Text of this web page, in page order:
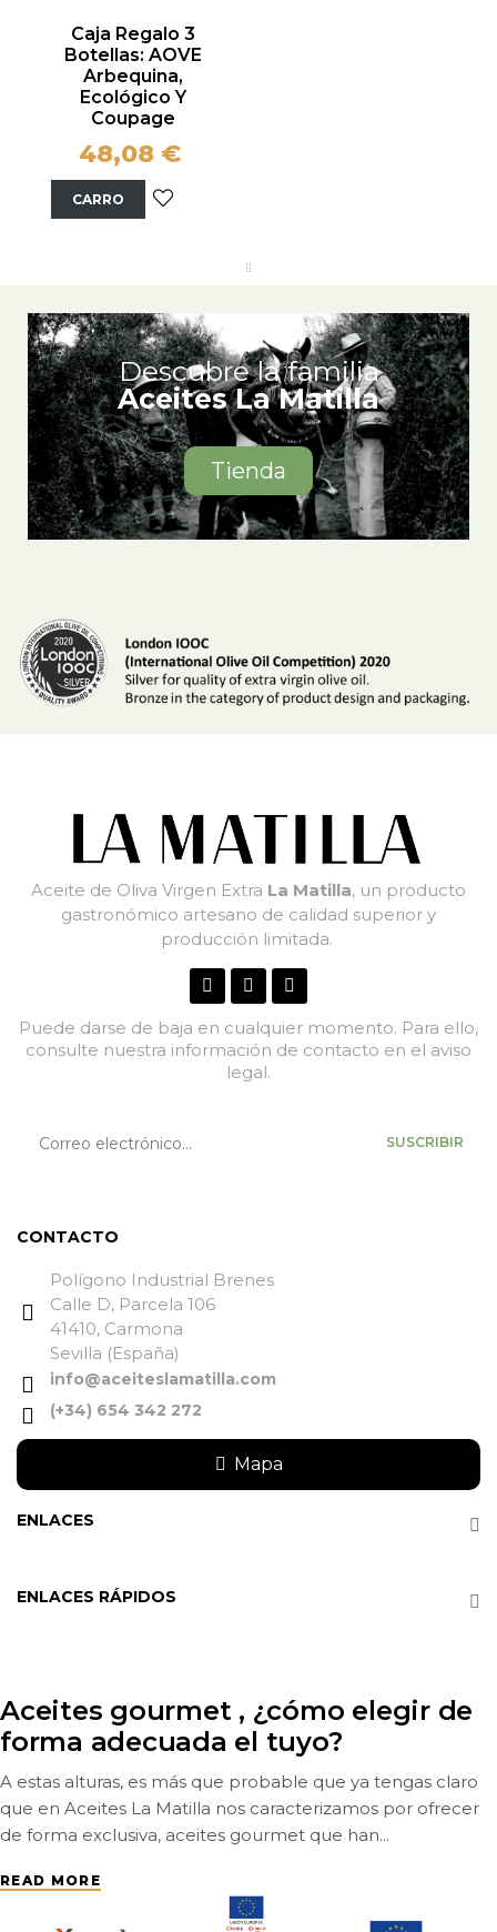
Caja Regalo 3
Botellas: AOVE
Arbequina,
Ecológico Y
Coupage
48,08 €
CARRO
Descubre la familia
Aceites La Matilla
Tienda
Aceite de Oliva Virgen Extra La Matilla, un producto
gastronómico artesano de calidad superior y
producción limitada.
Puede darse de baja en cualquier momento. Para ello,
consulte nuestra información de contacto en el aviso
legal.
SUSCRIBIR
CONTACTO
Polígono Industrial Brenes
Calle D, Parcela 106
41410, Carmona
Sevilla (España)
info@aceiteslamatilla.com
(+34) 654 342 272
Mapa
ENLACES
ENLACES RÁPIDOS
Productos gourmet para
acompañar a tu aceite de oliva
virgen extra
Los amantes de la cocina de alta calidad tienen al aceite
de oliva virgen extra como una de las principales
referencias en sus recetas. Sus propiedades...
READ MORE